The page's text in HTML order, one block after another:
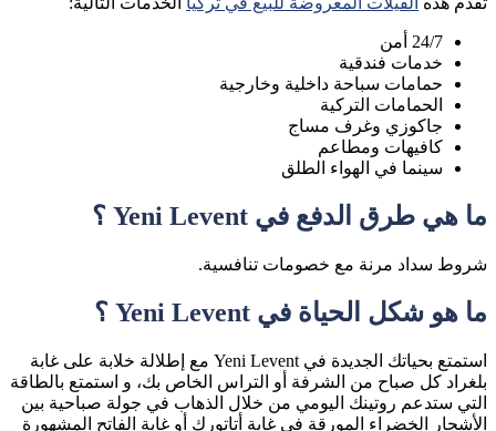
24/7 أمن
خدمات فندقية
حمامات سباحة داخلية وخارجية
الحمامات التركية
جاكوزي وغرف مساج
كافيهات ومطاعم
سينما في الهواء الطلق
ما هي طرق الدفع في Yeni Levent ؟
شروط سداد مرنة مع خصومات تنافسية.
ما هو شكل الحياة في Yeni Levent ؟
استمتع بحياتك الجديدة في Yeni Levent مع إطلالة خلابة على غابة
بلغراد كل صباح من الشرفة أو التراس الخاص بك، و استمتع بالطاقة
التي ستدعم روتينك اليومي من خلال الذهاب في جولة صباحية بين
الأشجار الخضراء المورقة في غابة أتاتورك أو غابة الفاتح المشهورة